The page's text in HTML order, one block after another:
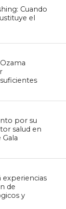
Cuando
el
por su
salud en
experiencias
de
y